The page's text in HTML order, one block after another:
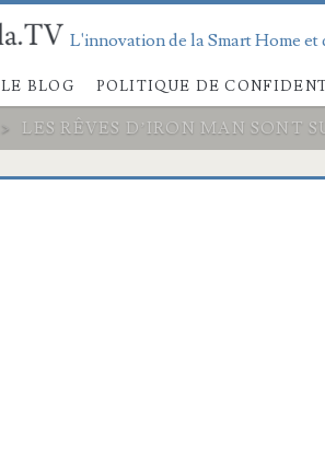
L'innovation de la Smart Home
LE BLOG POLITIQUE DE
> LES RÊVES D’IRON MAN SONT